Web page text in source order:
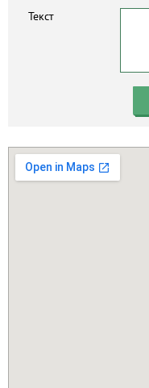
Текст